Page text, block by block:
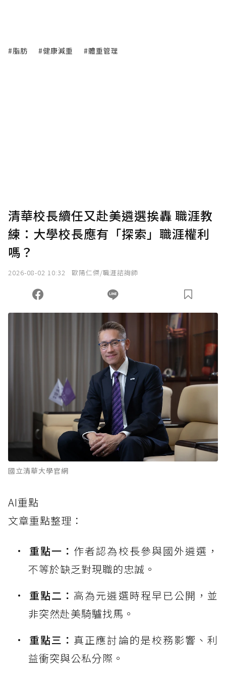
#脂肪 #健康減重 #體重管理
清華校長續任又赴美遴選挨轟 職涯教
練：大學校長應有「探索」職涯權利
嗎？
2026-08-02 10:32 歐陽仁傑/職涯諮詢師
國立清華大學官網
AI重點
文章重點整理：
重點一： 作者認為校長參與國外遴選，
不等於缺乏對現職的忠誠。
重點二： 高為元遴選時程早已公開，並
非突然赴美騎驢找馬。
重點三： 真正應討論的是校務影響、利
益衝突與公私分際。